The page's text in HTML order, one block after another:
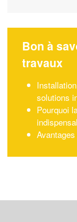
Bon à
travaux
solutions
Pourquoi